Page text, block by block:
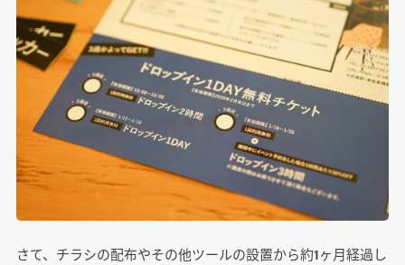
さて、チラシの配布やその他ツールの設置から約1ヶ月経過し